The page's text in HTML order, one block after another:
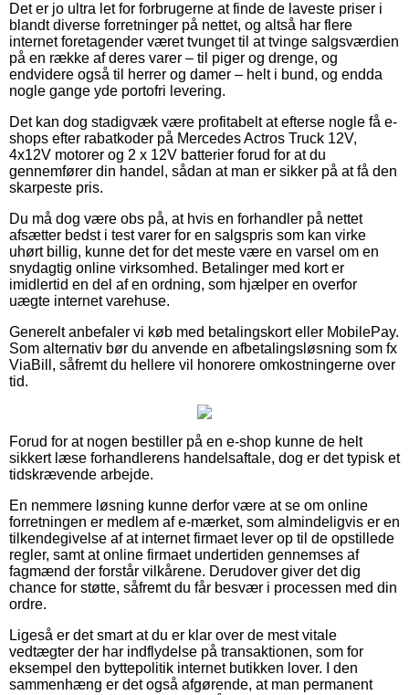
Det er jo ultra let for forbrugerne at finde de laveste priser i
blandt diverse forretninger på nettet, og altså har flere
internet foretagender været tvunget til at tvinge salgsværdien
på en række af deres varer – til piger og drenge, og
endvidere også til herrer og damer – helt i bund, og endda
nogle gange yde portofri levering.
Det kan dog stadigvæk være profitabelt at efterse nogle få e-
shops efter rabatkoder på Mercedes Actros Truck 12V,
4x12V motorer og 2 x 12V batterier forud for at du
gennemfører din handel, sådan at man er sikker på at få den
skarpeste pris.
Du må dog være obs på, at hvis en forhandler på nettet
afsætter bedst i test varer for en salgspris som kan virke
uhørt billig, kunne det for det meste være en varsel om en
snydagtig online virksomhed. Betalinger med kort er
imidlertid en del af en ordning, som hjælper en overfor
uægte internet varehuse.
Generelt anbefaler vi køb med betalingskort eller MobilePay.
Som alternativ bør du anvende en afbetalingsløsning som fx
ViaBill, såfremt du hellere vil honorere omkostningerne over
tid.
Forud for at nogen bestiller på en e-shop kunne de helt
sikkert læse forhandlerens handelsaftale, dog er det typisk et
tidskrævende arbejde.
En nemmere løsning kunne derfor være at se om online
forretningen er medlem af e-mærket, som almindeligvis er en
tilkendegivelse af at internet firmaet lever op til de opstillede
regler, samt at online firmaet undertiden gennemses af
fagmænd der forstår vilkårene. Derudover giver det dig
chance for støtte, såfremt du får besvær i processen med din
ordre.
Ligeså er det smart at du er klar over de mest vitale
vedtægter der har indflydelse på transaktionen, som for
eksempel den byttepolitik internet butikken lover. I den
sammenhæng er det også afgørende, at man permanent